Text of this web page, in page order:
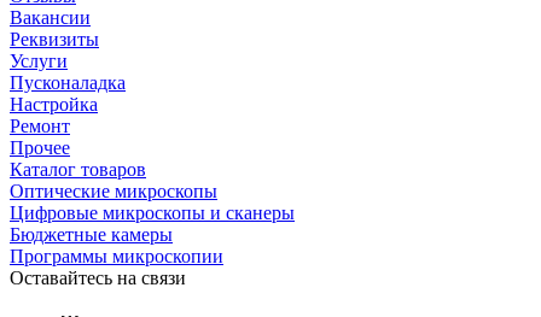
Вакансии
Реквизиты
Услуги
Пусконаладка
Настройка
Ремонт
Прочее
Каталог товаров
Оптические микроскопы
Цифровые микроскопы и сканеры
Бюджетные камеры
Программы микроскопии
Оставайтесь на связи